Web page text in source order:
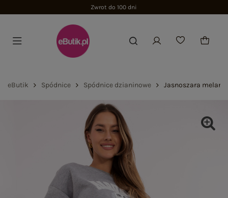
Zwrot do 100 dni
eButik Spódnice Spódnice dzianinowe Jasnoszara